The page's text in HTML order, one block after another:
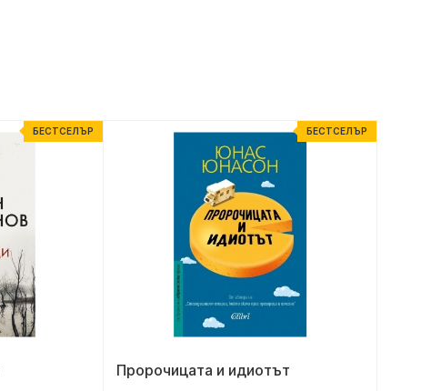
БЕСТСЕЛЪР БЕСТСЕЛЪР
Пророчицата и идиотът